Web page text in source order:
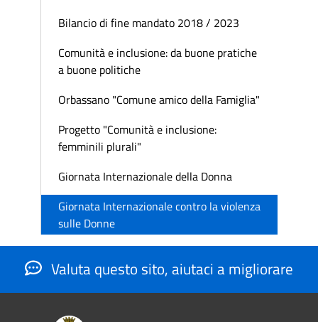
Bilancio di fine mandato 2018 / 2023
Comunità e inclusione: da buone pratiche
a buone politiche
Orbassano "Comune amico della Famiglia"
Progetto "Comunità e inclusione:
femminili plurali"
Giornata Internazionale della Donna
Giornata Internazionale contro la violenza
sulle Donne
Valuta questo sito, aiutaci a migliorare